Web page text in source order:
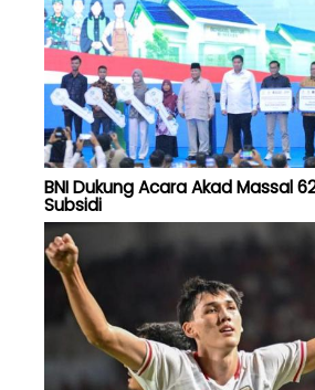
BNI Dukung Acara Akad Massal
Subsidi